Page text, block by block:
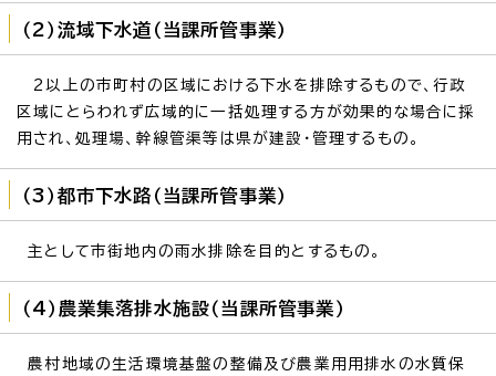
（2）流域下水道（当課所管事業）
2以上の市町村の区域における下水を排除するもので、行政
区域にとらわれず広域的に一括処理する方が効果的な場合に採
用され、処理場、幹線管渠等は県が建設・管理するもの。
（3）都市下水路（当課所管事業）
主として市街地内の雨水排除を目的とするもの。
（4）農業集落排水施設（当課所管事業）
農村地域の生活環境基盤の整備及び農業用用排水の水質保